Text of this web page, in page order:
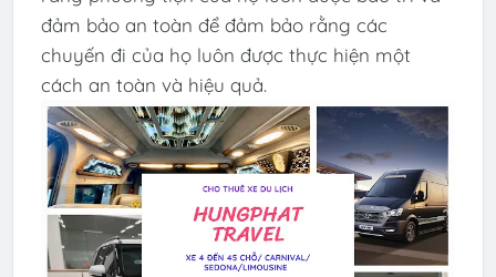
đảm bảo an toàn để đảm bảo rằng các
chuyến đi của họ luôn được thực hiện một
cách an toàn và hiệu quả.